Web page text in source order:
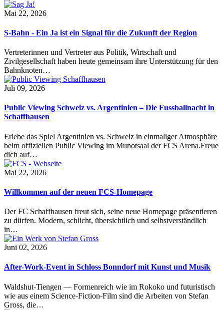
Mai 22, 2026
S-Bahn - Ein Ja ist ein Signal für die Zukunft der Region
Vertreterinnen und Vertreter aus Politik, Wirtschaft und
Zivilgesellschaft haben heute gemeinsam ihre Unterstützung für den
Bahnknoten…
Juli 09, 2026
Public Viewing Schweiz vs. Argentinien – Die Fussballnacht in
Schaffhausen
Erlebe das Spiel Argentinien vs. Schweiz in einmaliger Atmosphäre
beim offiziellen Public Viewing im Munotsaal der FCS Arena.Freue
dich auf…
Mai 22, 2026
Willkommen auf der neuen FCS-Homepage
Der FC Schaffhausen freut sich, seine neue Homepage präsentieren
zu dürfen. Modern, schlicht, übersichtlich und selbstverständlich
in…
Juni 02, 2026
After-Work-Event in Schloss Bonndorf mit Kunst und Musik
Waldshut-Tiengen — Formenreich wie im Rokoko und futuristisch
wie aus einem Science-Fiction-Film sind die Arbeiten von Stefan
Gross, die…